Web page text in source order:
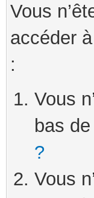
Vous
accéder
:
Vous
bas
?
Vous